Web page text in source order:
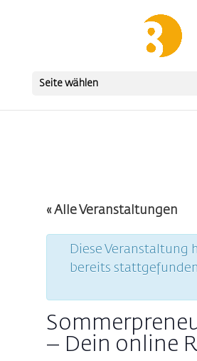
Seite wählen
« Alle Veranstaltungen
Diese Veranstaltung
bereits
– Dein online